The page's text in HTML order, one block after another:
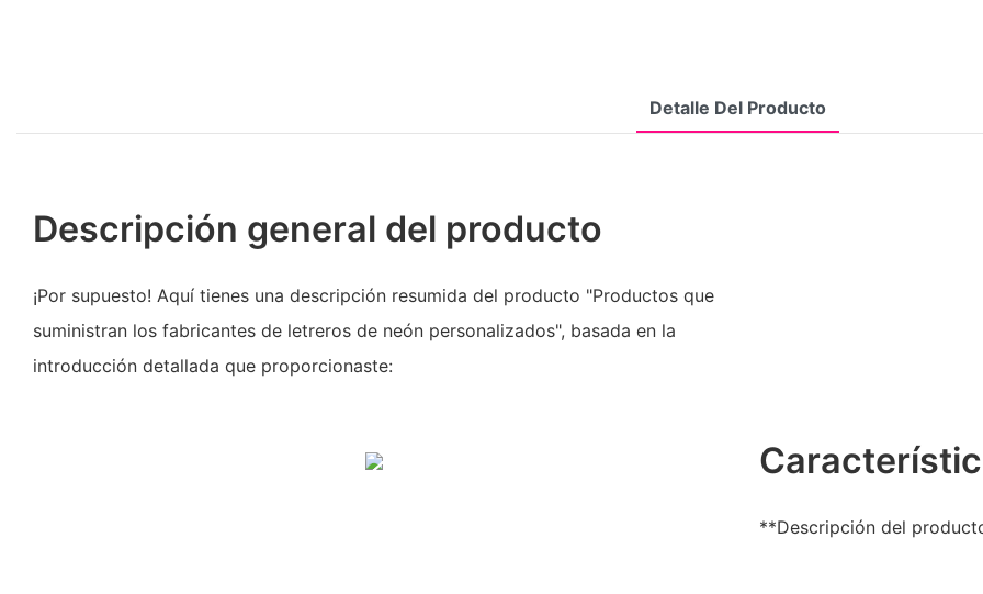
Detalle Del Producto
Descripción general del producto
¡Por supuesto! Aquí tienes una descripción resumida del producto "Productos que
suministran los fabricantes de letreros de neón personalizados", basada en la
introducción detallada que proporcionaste:
**Descripción del